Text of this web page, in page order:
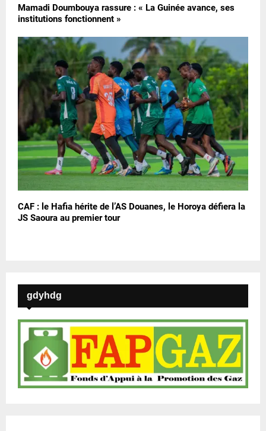
Mamadi Doumbouya rassure : « La Guinée avance, ses
institutions fonctionnent »
CAF : le Hafia hérite de l’AS Douanes, le Horoya défiera la
JS Saoura au premier tour
gdyhdg